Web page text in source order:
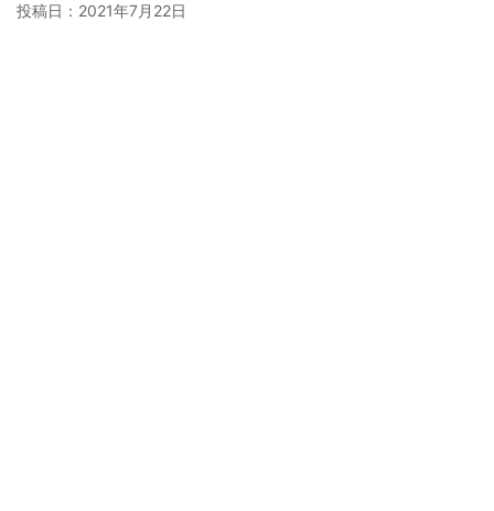
投稿日： 2021年7月22日